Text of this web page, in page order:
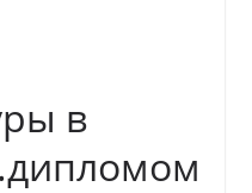
в